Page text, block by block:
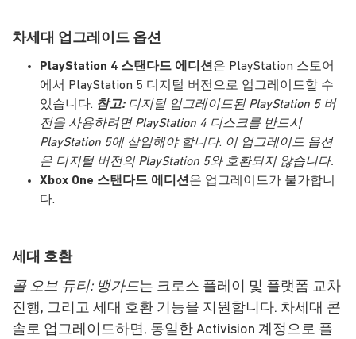
차세대 업그레이드 옵션
PlayStation 4 스탠다드 에디션은 PlayStation 스토어
에서 PlayStation 5 디지털 버전으로 업그레이드할 수
있습니다. 참고:디지털 업그레이드된 PlayStation 5 버
전을 사용하려면 PlayStation 4 디스크를 반드시
PlayStation 5에 삽입해야 합니다. 이 업그레이드 옵션
은 디지털 버전의 PlayStation 5와 호환되지 않습니다.
Xbox One 스탠다드 에디션은 업그레이드가 불가합니
다.
세대 호환
콜 오브 듀티: 뱅가드는 크로스 플레이 및 플랫폼 교차
진행, 그리고 세대 호환 기능을 지원합니다. 차세대 콘
솔로 업그레이드하면, 동일한 Activision 계정으로 플